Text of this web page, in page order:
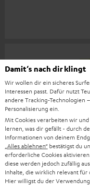
„Kurzum der Teufel
Lautsprecher den
Damit‘s nach dir klingt
Wir wollen dir ein sicheres
Interessen passt. Dafür nutzt
andere Tracking-Technologien
Personalisierung ein.
Mit Cookies verarbeiten wir
lernen, was dir gefällt - durch
Informationen von deinem
„Alles ablehnen“ bestätigst du
erforderliche Cookies
diese werden jedoch zufällig
Inhalte, die wirklich relevant für
Hier willigst du der